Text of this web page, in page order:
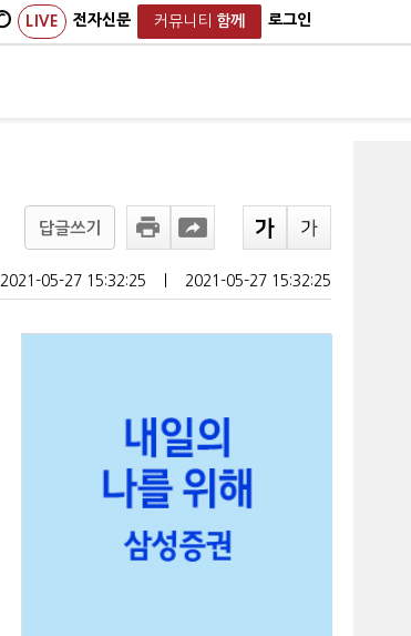
LIVE 전자신문 커뮤니티 함께 로그인
답글쓰기
2021-05-27 15:32:25 2021-05-27 15:32:25